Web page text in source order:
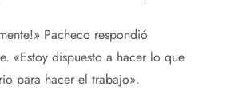
Pacheco respondió
«Estoy dispuesto a hacer lo que
para hacer el trabajo».